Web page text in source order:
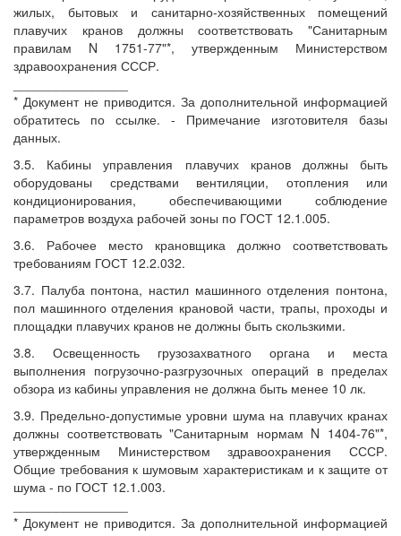
жилых, бытовых и санитарно-хозяйственных помещений
плавучих кранов должны соответствовать "Санитарным
правилам N 1751-77"*, утвержденным Министерством
здравоохранения СССР.
* Документ не приводится. За дополнительной информацией
обратитесь по ссылке. - Примечание изготовителя базы
данных.
3.5. Кабины управления плавучих кранов должны быть
оборудованы средствами вентиляции, отопления или
кондиционирования, обеспечивающими соблюдение
параметров воздуха рабочей зоны по ГОСТ 12.1.005.
3.6. Рабочее место крановщика должно соответствовать
требованиям ГОСТ 12.2.032.
3.7. Палуба понтона, настил машинного отделения понтона,
пол машинного отделения крановой части, трапы, проходы и
площадки плавучих кранов не должны быть скользкими.
3.8. Освещенность грузозахватного органа и места
выполнения погрузочно-разгрузочных операций в пределах
обзора из кабины управления не должна быть менее 10 лк.
3.9. Предельно-допустимые уровни шума на плавучих кранах
должны соответствовать "Санитарным нормам N 1404-76"*,
утвержденным Министерством здравоохранения СССР.
Общие требования к шумовым характеристикам и к защите от
шума - по ГОСТ 12.1.003.
* Документ не приводится. За дополнительной информацией